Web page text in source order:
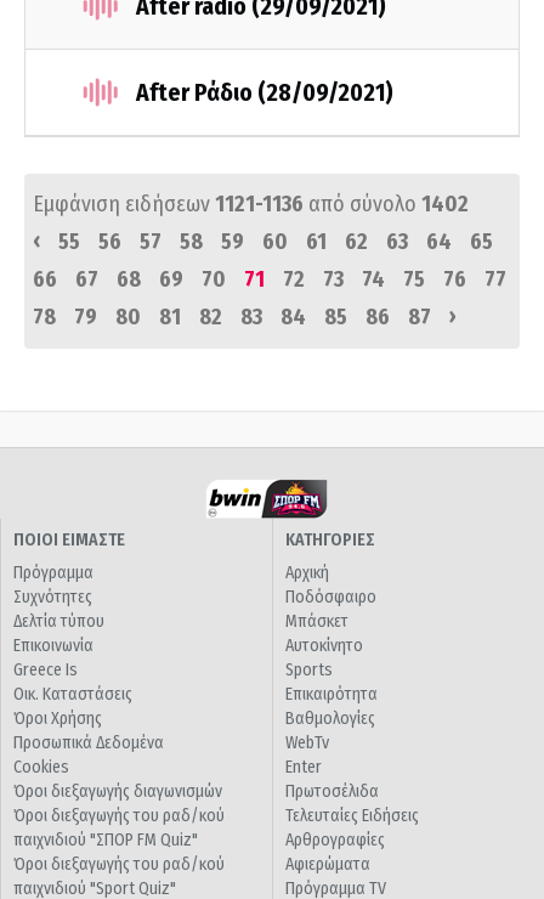
After radio (29/09/2021)
After Ράδιο (28/09/2021)
Εμφάνιση ειδήσεων1121-1136 από σύνολο 1402
‹
55 56 57 58 59 60 61 62 63 64
65
66
67 68 69 70 71 72 73 74 75 76
77
78
79 80 81 82 83 84 85 86 87 ›
ΠΟΙΟΙ ΕΙΜΑΣΤΕ
Πρόγραμμα
Συχνότητες
Δελτία τύπου
Επικοινωνία
Greece Is
Οικ. Καταστάσεις
Όροι Χρήσης
Προσωπικά Δεδομένα
Cookies
Όροι διεξαγωγής διαγωνισμών
Όροι διεξαγωγής του ραδ/κού
παιχνιδιού "ΣΠΟΡ FM Quiz"
Όροι διεξαγωγής του ραδ/κού
παιχνιδιού "Sport Quiz"
ΚΑΤΗΓΟΡΙΕΣ
Αρχική
Ποδόσφαιρο
Μπάσκετ
Αυτοκίνητο
Sports
Επικαιρότητα
Βαθμολογίες
WebTv
Enter
Πρωτοσέλιδα
Τελευταίες Ειδήσεις
Αρθρογραφίες
Αφιερώματα
Πρόγραμμα TV